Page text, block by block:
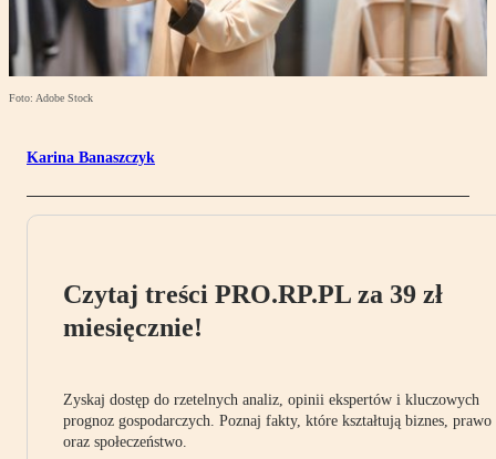
Foto: Adobe Stock
Karina Banaszczyk
Czytaj treści PRO.RP.PL za 39 zł
miesięcznie!
Zyskaj dostęp do rzetelnych analiz, opinii ekspertów i kluczowych
prognoz gospodarczych. Poznaj fakty, które kształtują biznes, prawo
oraz społeczeństwo.